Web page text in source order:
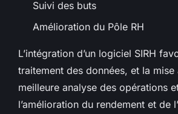
Suivi des buts
Amélioration du Pôle RH
L’intégration d’un logiciel SIRH
traitement des données, et la
meilleure analyse des opérations
l’amélioration du rendement et de